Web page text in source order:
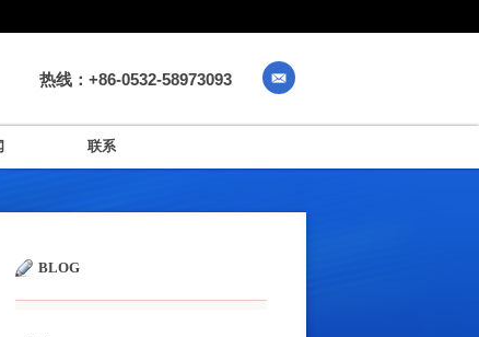
热线：+86-0532-58973093
联系
BLOG